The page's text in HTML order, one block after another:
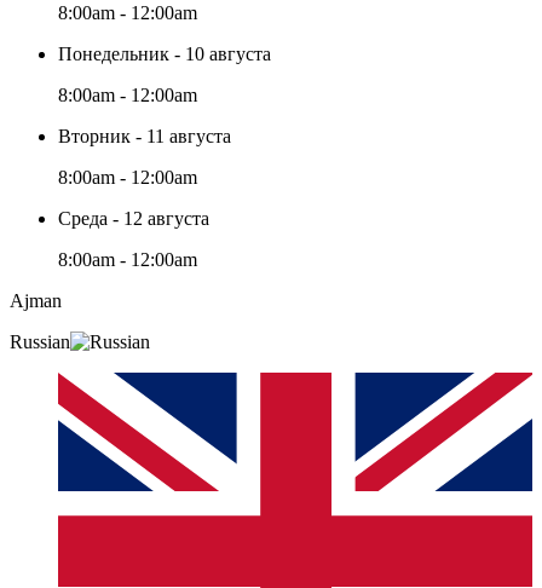
8:00am - 12:00am
Понедельник - 10 августа
8:00am - 12:00am
Вторник - 11 августа
8:00am - 12:00am
Среда - 12 августа
8:00am - 12:00am
Ajman
Russian